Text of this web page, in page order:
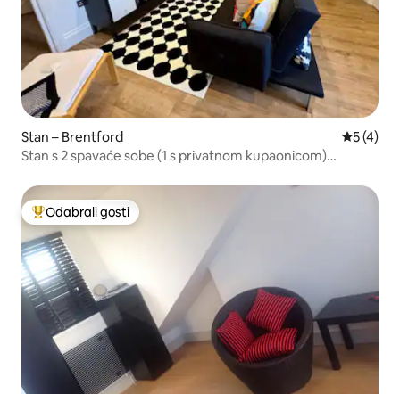
Stan – Brentford
5 (4)
Stan s 2 spavaće sobe (1 s privatnom kupaonicom)
Među najviše rangiranima s oznakom „Odabrali gosti”
Odabrali gosti